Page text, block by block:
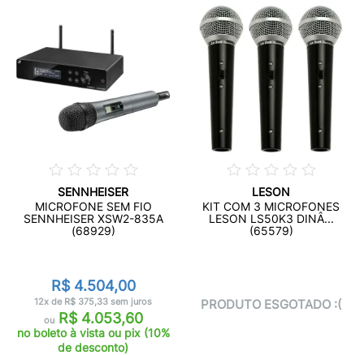
SENNHEISER
MICROFONE SEM FIO
SENNHEISER XSW2-835A
(68929)
R$ 4.504,00
12x de R$ 375,33 sem juros
ouR$ 4.053,60
no boleto à vista ou pix (10%
de desconto)
LESON
KIT COM 3 MICROFONES
LESON LS50K3 DINÂ...
(65579)
PRODUTO ESGOTADO :(